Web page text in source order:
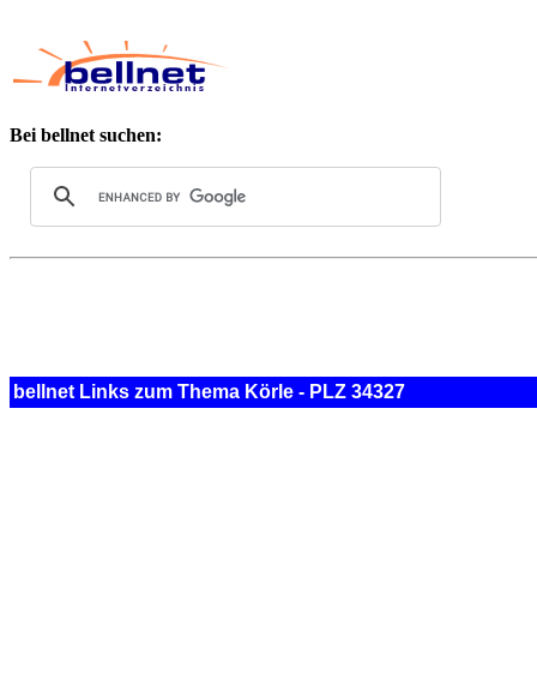
Bei bellnet suchen:
bellnet Links zum Thema Körle - PLZ 34327